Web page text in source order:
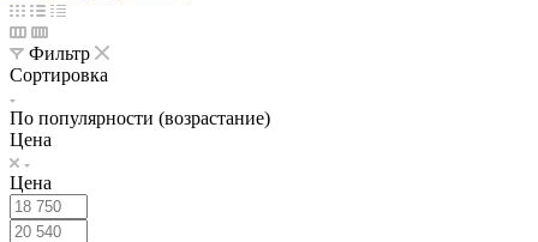
Фильтр
Сортировка
По популярности (возрастание)
Цена
Цена